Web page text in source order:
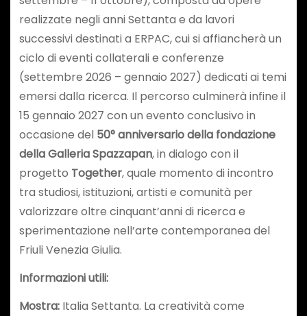
realizzate negli anni Settanta e da lavori
successivi destinati a ERPAC, cui si affiancherà un
ciclo di eventi collaterali e conferenze
(settembre 2026 – gennaio 2027) dedicati ai temi
emersi dalla ricerca. Il percorso culminerà infine il
15 gennaio 2027 con un evento conclusivo in
occasione del 50° anniversario della fondazione
della Galleria Spazzapan, in dialogo con il
progetto Together, quale momento di incontro
tra studiosi, istituzioni, artisti e comunità per
valorizzare oltre cinquant’anni di ricerca e
sperimentazione nell’arte contemporanea del
Friuli Venezia Giulia.
Informazioni utili:
Mostra:Italia Settanta. La creatività come